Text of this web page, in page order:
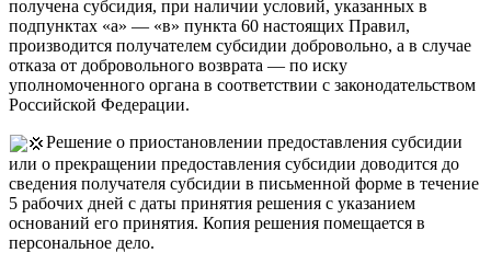
получена субсидия, при наличии условий, указанных в
подпунктах «а» — «в» пункта 60 настоящих Правил,
производится получателем субсидии добровольно, а в случае
отказа от добровольного возврата — по иску
уполномоченного органа в соответствии с законодательством
Российской Федерации.
Решение о приостановлении предоставления субсидии
или о прекращении предоставления субсидии доводится до
сведения получателя субсидии в письменной форме в течение
5 рабочих дней с даты принятия решения с указанием
оснований его принятия. Копия решения помещается в
персональное дело.